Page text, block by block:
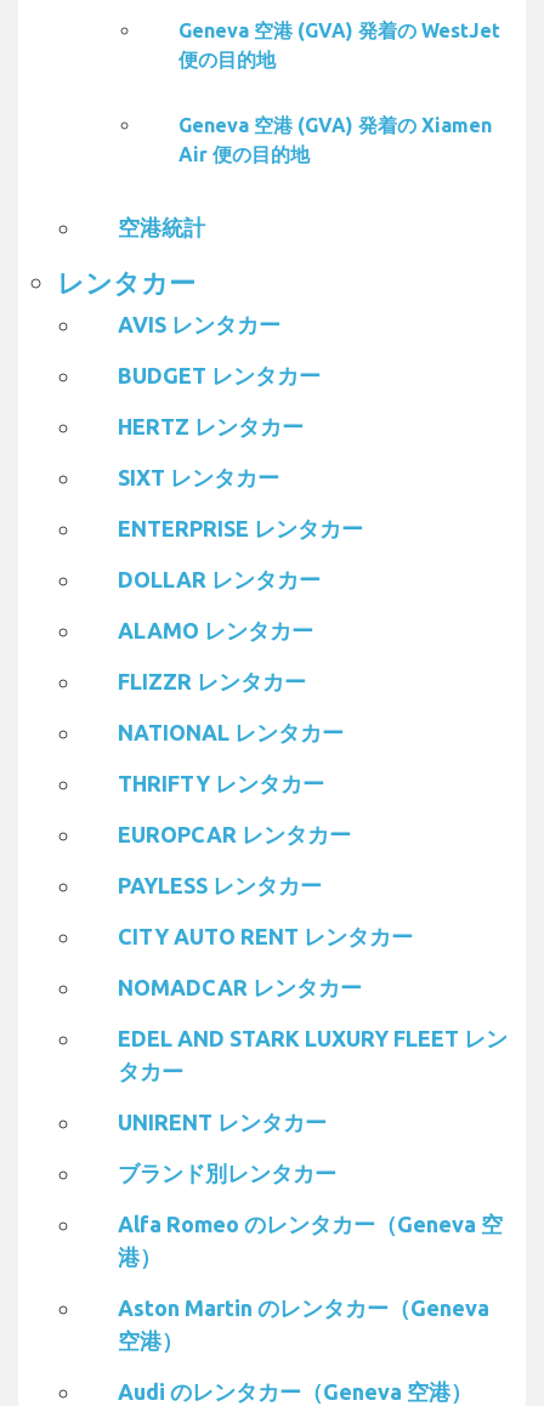
Geneva 空港 (GVA) 発着の WestJet
便の目的地
Geneva 空港 (GVA) 発着の Xiamen
Air 便の目的地
空港統計
レンタカー
AVIS レンタカー
BUDGET レンタカー
HERTZ レンタカー
SIXT レンタカー
ENTERPRISE レンタカー
DOLLAR レンタカー
ALAMO レンタカー
FLIZZR レンタカー
NATIONAL レンタカー
THRIFTY レンタカー
EUROPCAR レンタカー
PAYLESS レンタカー
CITY AUTO RENT レンタカー
NOMADCAR レンタカー
EDEL AND STARK LUXURY FLEET レン
タカー
UNIRENT レンタカー
ブランド別レンタカー
Alfa Romeo のレンタカー（Geneva 空
港）
Aston Martin のレンタカー（Geneva
空港）
Audi のレンタカー（Geneva 空港）